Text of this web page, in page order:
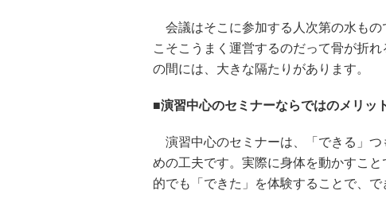
会議はそこに参加する人次第の水もの
こそこうまく運営するのだって骨が折
の間には、大きな隔たりがあります。
■演習中心のセミナーならではのメリッ
演習中心のセミナーは、「できる」つ
めの工夫です。実際に身体を動かすこ
的でも「できた」を体験することで、